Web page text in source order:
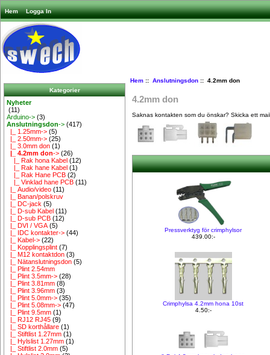
Hem Logga In
Kategorier
Nyheter
(11)
Arduino-> (3)
Anslutningsdon-> (417)
|_ 1.25mm-> (5)
|_ 2.50mm-> (25)
|_ 3.0mm don (1)
|_ 4.2mm don-> (26)
|_ Rak hona Kabel (12)
|_ Rak hane Kabel (1)
|_ Rak Hane PCB (2)
|_ Vinklad hane PCB (11)
|_ Audio/video (11)
|_ Banan/polskruv
|_ DC-jack (5)
|_ D-sub Kabel (11)
|_ D-sub PCB (12)
|_ DVI / VGA (5)
|_ IDC kontakter-> (44)
|_ Kabel-> (22)
|_ Kopplingsplint (7)
|_ M12 kontaktdon (3)
|_ Nätanslutningsdon (5)
|_ Plint 2.54mm
|_ Plint 3.5mm-> (28)
|_ Plint 3.81mm (8)
|_ Plint 3.96mm (3)
|_ Plint 5.0mm-> (35)
|_ Plint 5.08mm-> (47)
|_ Plint 9.5mm (1)
|_ RJ12 RJ45 (9)
|_ SD korthållare (1)
|_ Stiftlist 1.27mm (1)
|_ Hylslist 1.27mm (1)
|_ Stiftlist 2.0mm (5)
Hem:: Anslutningsdon:: 4.2mm don
4.2mm don
Saknas kontakten som du önskar? Skicka ett
Pressverktyg för crimphylsor
439.00:-
Crimphylsa 4.2mm hona 10st
4.50:-